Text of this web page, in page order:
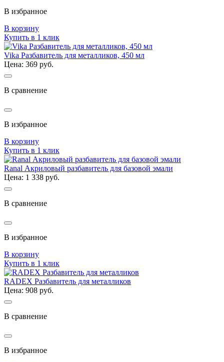
В избранное
В корзину
Купить в 1 клик
Vika Разбавитель для металликов, 450 мл
Цена: 369 руб.
В сравнение
В избранное
В корзину
Купить в 1 клик
Ranal Акриловый разбавитель для базовой эмали
Цена: 1 338 руб.
В сравнение
В избранное
В корзину
Купить в 1 клик
RADEX Разбавитель для металликов
Цена: 908 руб.
В сравнение
В избранное